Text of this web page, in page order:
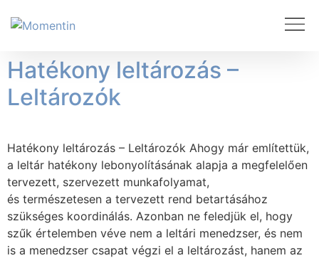
Hatékony leltározás –
Leltározók
Hatékony leltározás – Leltározók Ahogy már említettük,
a leltár hatékony lebonyolításának alapja a megfelelően
tervezett, szervezett munkafolyamat,
és természetesen a tervezett rend betartásához
szükséges koordinálás. Azonban ne feledjük el, hogy
szűk értelemben véve nem a leltári menedzser, és nem
is a menedzser csapat végzi el a leltározást, hanem az